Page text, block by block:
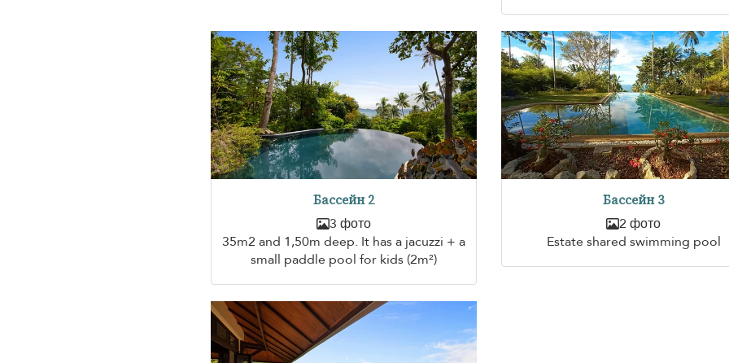
Бассейн 2
3 фото
35m2 and 1,50m deep. It has a jacuzzi + a
small paddle pool for kids (2m²)
Бассейн 3
2 фото
Estate shared swimming pool